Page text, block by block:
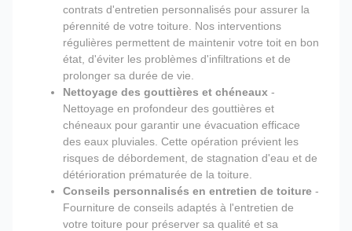
contrats d'entretien personnalisés pour assurer la
pérennité de votre toiture. Nos interventions
régulières permettent de maintenir votre toit en bon
état, d'éviter les problèmes d'infiltrations et de
prolonger sa durée de vie.
Nettoyage des gouttières et chéneaux -
Nettoyage en profondeur des gouttières et
chéneaux pour garantir une évacuation efficace
des eaux pluviales. Cette opération prévient les
risques de débordement, de stagnation d'eau et de
détérioration prématurée de la toiture.
Conseils personnalisés en entretien de toiture -
Fourniture de conseils adaptés à l'entretien de
votre toiture pour préserver sa qualité et sa